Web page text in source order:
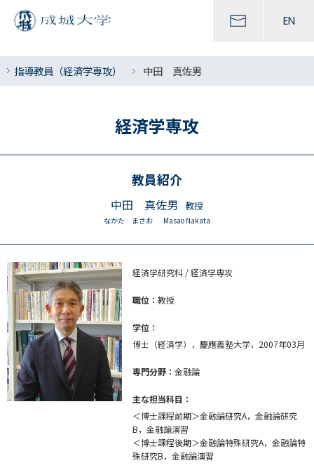
EN
指導教員（経済学専攻） 中田 真佐男
経済学専攻
教員紹介
中田 真佐男 教授
なかた まさお Masao Nakata
経済学研究科 / 経済学専攻
職位： 教授
学位：
博士（経済学），慶應義塾大学，2007年03月
専門分野： 金融論
主な担当科目：
＜博士課程前期＞金融論研究A，金融論研究
B，金融論演習
＜博士課程後期＞金融論特殊研究A，金融論特
殊研究B，金融論演習